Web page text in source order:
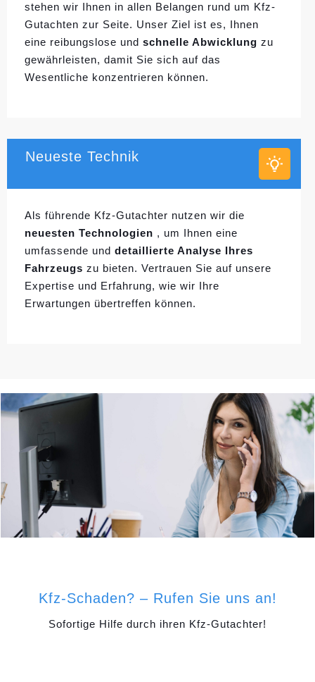
stehen wir Ihnen in allen Belangen rund um Kfz-
Gutachten zur Seite. Unser Ziel ist es, Ihnen
eine reibungslose und schnelle Abwicklung zu
gewährleisten, damit Sie sich auf das
Wesentliche konzentrieren können.
Neueste Technik
Als führende Kfz-Gutachter nutzen wir die
neuesten Technologien , um Ihnen eine
umfassende und detaillierte Analyse Ihres
Fahrzeugs zu bieten. Vertrauen Sie auf unsere
Expertise und Erfahrung, wie wir Ihre
Erwartungen übertreffen können.
Kfz-Schaden? – Rufen Sie uns an!
Sofortige Hilfe durch ihren Kfz-Gutachter!